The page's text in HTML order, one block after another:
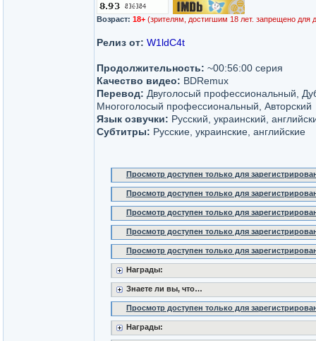
Возраст: 18+ (зрителям, достигшим 18 лет. запрещено для
Релиз от: W1ldC4t
Продолжительность: ~00:56:00 серия
Качество видео: BDRemux
Перевод: Двуголосый профессиональный,
Многоголосый профессиональный, Авторский
Язык озвучки: Русский, украинский,
Субтитры: Русские, украинские, английские
Просмотр доступен только для
Просмотр доступен только для
Просмотр доступен только для
Просмотр доступен только для
Просмотр доступен только для
Награды:
Знаете ли вы, что…
Просмотр доступен только для
Награды: